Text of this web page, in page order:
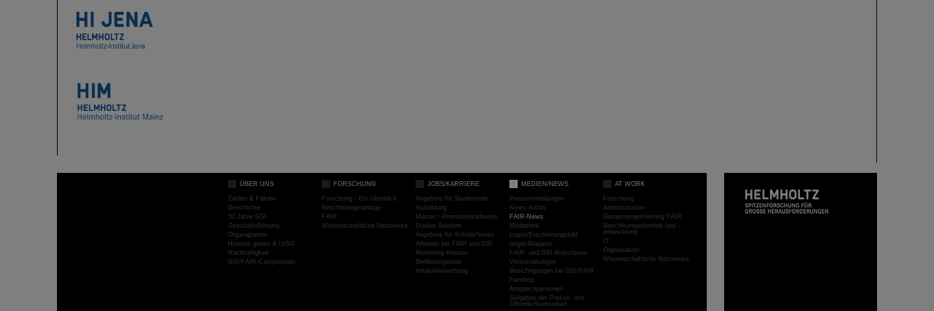
ÜBER UNS
Zahlen & Fakten
Geschichte
50 Jahre GSI
Geschäftsführung
Organigramm
Hinweis geben & LkSG
Nachhaltigkeit
GSI/FAIR-Campusplan
FORSCHUNG
Forschung - Ein Überblick
Beschleunigeranlage
FAIR
Wissenschaftliche Netzwerke
JOBS/KARRIERE
Angebote für Studierende
Ausbildung
Master / Promotionsarbeiten
Duales Studium
Angebote für Schüler*innen
Arbeiten bei FAIR und GSI
Mentoring Hessen
Stellenangebote
Initiativbewerbung
MEDIEN/NEWS
Pressemitteilungen
News-Archiv
FAIR-News
Mediathek
Logos/Erscheinungsbild
target-Magazin
FAIR- und GSI-Broschüren
Veranstaltungen
Besichtigungen bei GSI/FAIR
Fanshop
Ansprechpersonen
Aufgaben der Presse- und
Öffentlichkeitsarbeit
AT WORK
Forschung
Administration
Gesamtprojektleitung FAIR
Beschleunigerbetrieb und -
entwicklung
IT
Organisation
Wissenschaftliche Netzwerke